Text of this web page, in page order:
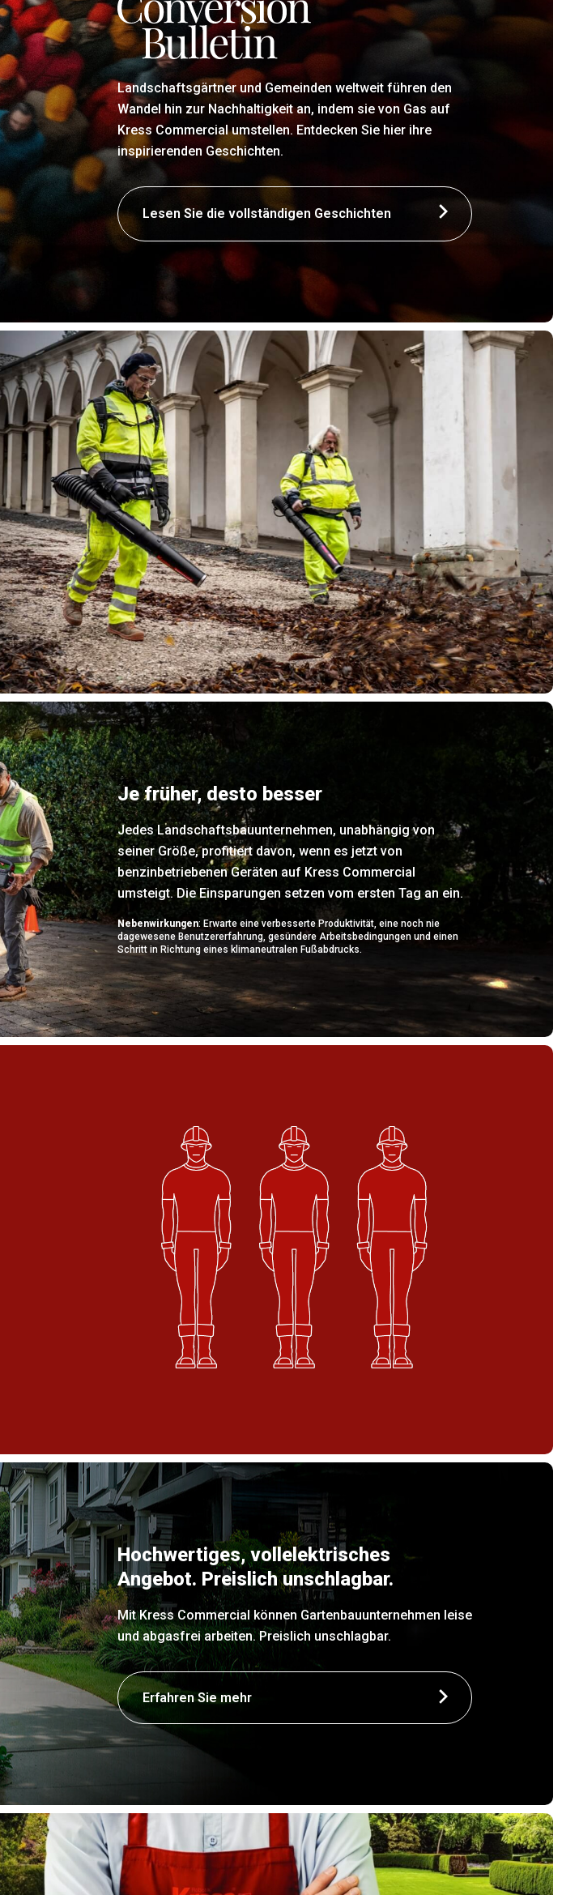
Landschaftsgärtner und Gemeinden weltweit führen den
Wandel hin zur Nachhaltigkeit an, indem sie von Gas auf
Kress Commercial umstellen. Entdecken Sie hier ihre
inspirierenden Geschichten.
Lesen Sie die vollständigen Geschichten
Je früher, desto besser
Jedes Landschaftsbauunternehmen, unabhängig von
seiner Größe, profitiert davon, wenn es jetzt von
benzinbetriebenen Geräten auf Kress Commercial
umsteigt. Die Einsparungen setzen vom ersten Tag an ein.
Nebenwirkungen: Erwarte eine verbesserte Produktivität, eine noch nie
dagewesene Benutzererfahrung, gesündere Arbeitsbedingungen und einen
Schritt in Richtung eines klimaneutralen Fußabdrucks.
Hochwertiges, vollelektrisches
Angebot. Preislich unschlagbar.
Mit Kress Commercial können Gartenbauunternehmen leise
und abgasfrei arbeiten. Preislich unschlagbar.
Erfahren Sie mehr